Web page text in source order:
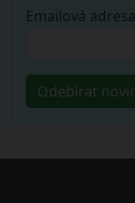
Emailová adresa